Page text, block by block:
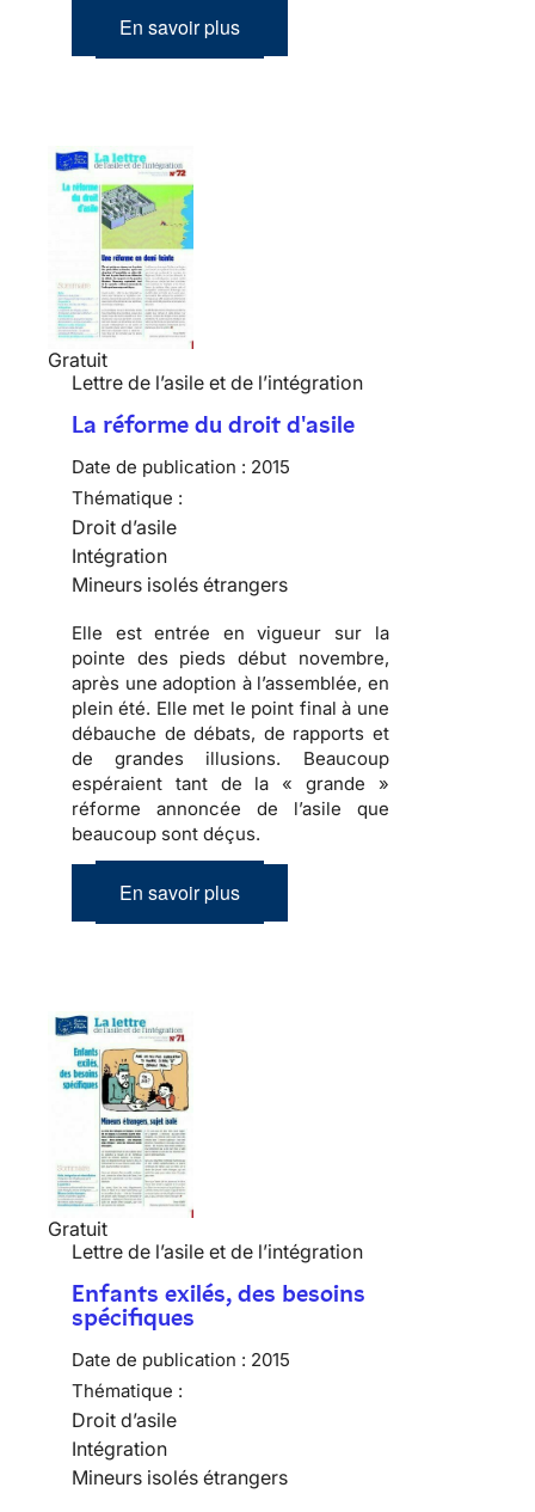
En savoir plus
Gratuit
Lettre de l’asile et de l’intégration
La réforme du droit d'asile
Date de publication : 2015
Thématique :
Droit d’asile
Intégration
Mineurs isolés étrangers
Elle est entrée en vigueur sur la
pointe des pieds début novembre,
après une adoption à l’assemblée, en
plein été. Elle met le point final à une
débauche de débats, de rapports et
de grandes illusions. Beaucoup
espéraient tant de la « grande »
réforme annoncée de l’asile que
beaucoup sont déçus.
En savoir plus
Gratuit
Lettre de l’asile et de l’intégration
Enfants exilés, des besoins
spécifiques
Date de publication : 2015
Thématique :
Droit d’asile
Intégration
Mineurs isolés étrangers